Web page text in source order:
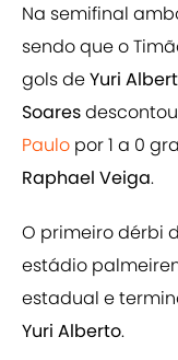
Na semifinal
sendo que o
gols deYuri
Soares
Paulo por 1 a 0
Raphael Veiga.
O primeiro dérbi
estádio
estadual e
Yuri Alberto.